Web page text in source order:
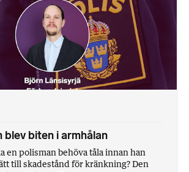
blev biten i armhålan
en polisman behöva tåla innan han
till skadestånd för kränkning? Den